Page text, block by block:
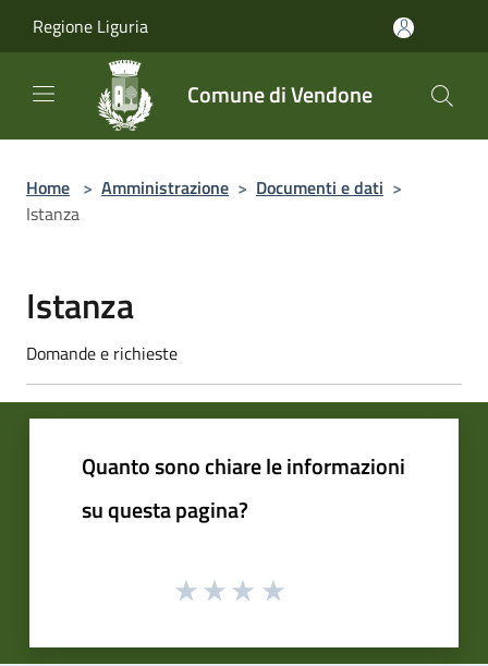
Regione Liguria
Comune di Vendone
Home > Amministrazione > Documenti e dati >
Istanza
Istanza
Domande e richieste
Quanto sono chiare le informazioni
su questa pagina?